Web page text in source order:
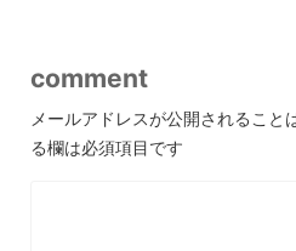
comment
メールアドレスが公開されること
る欄は必須項目です